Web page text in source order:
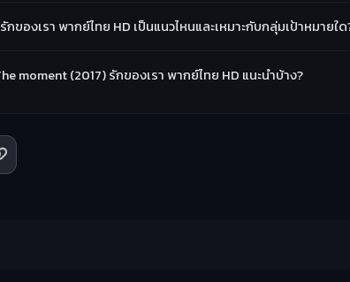
ของเรา พากย์ไทย HD เป็นแนวไหนและเหมาะกับกลุ่มเป้าหมายใด
moment (2017) รักของเรา พากย์ไทย HD แนะนำบ้าง?